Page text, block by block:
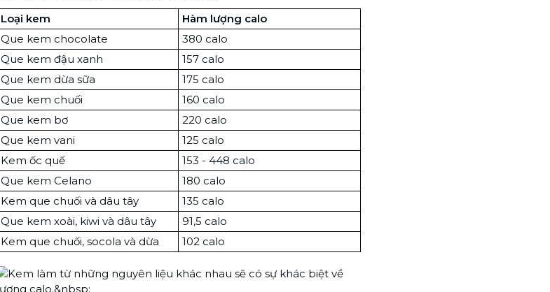
Loại kem
Hàm lượng calo
Que kem chocolate
380 calo
Que kem đậu xanh
157 calo
Que kem dừa sữa
175 calo
Que kem chuối
160 calo
Que kem bơ
220 calo
Que kem vani
125 calo
Kem ốc quế
153 - 448 calo
Que kem Celano
180 calo
Kem que chuối và dâu tây
135 calo
Que kem xoài, kiwi và dâu tây
91,5 calo
Kem que chuối, socola và dừa
102 calo